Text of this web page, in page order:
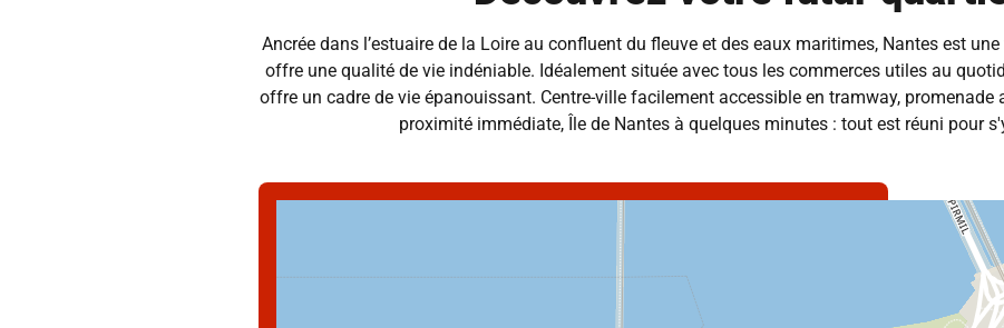
Ancrée dans l’estuaire de la Loire au confluent du fleuve et des eaux maritimes, Nantes est
offre une qualité de vie indéniable. Idéalement située avec tous les commerces utiles au
offre un cadre de vie épanouissant. Centre-ville facilement accessible en tramway, promenade
proximité immédiate, Île de Nantes à quelques minutes : tout est réuni pour